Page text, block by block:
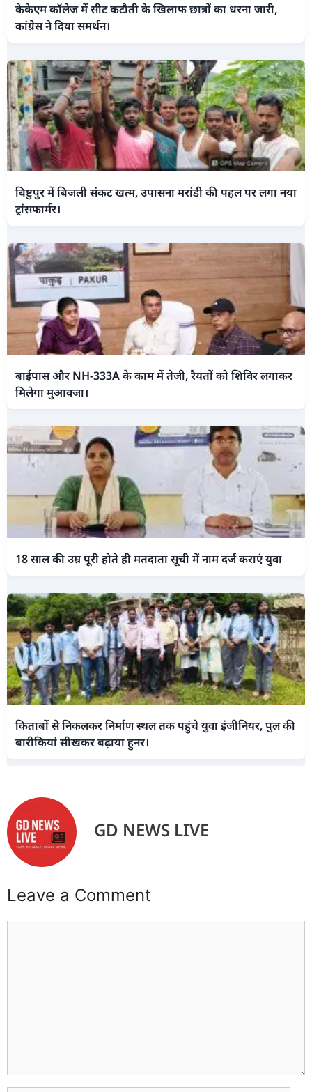
केकेएम कॉलेज में सीट कटौती के खिलाफ छात्रों का धरना जारी,
कांग्रेस ने दिया समर्थन।
बिष्टुपुर में बिजली संकट खत्म, उपासना मरांडी की पहल पर लगा नया
ट्रांसफार्मर।
बाईपास और NH-333A के काम में तेजी, रैयतों को शिविर लगाकर
मिलेगा मुआवजा।
18 साल की उम्र पूरी होते ही मतदाता सूची में नाम दर्ज कराएं युवा
किताबों से निकलकर निर्माण स्थल तक पहुंचे युवा इंजीनियर, पुल की
बारीकियां सीखकर बढ़ाया हुनर।
GD NEWS LIVE
Leave a Comment